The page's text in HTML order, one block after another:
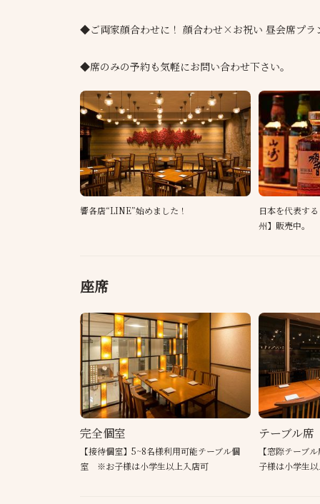
◆ご両家顔合わせに！ 顔合わせ×お祝い 昼会席プラ
◆席のみの予約も気軽にお問い合わせ下さい。
響各店“LINE”始めました！
日本を代表す
州】販売中。
座席
完全個室
【接待個室】5~8名様利用可能テーブル個
室 ※お子様は小学生以上入店可
テーブル席
【窓際テーブ
子様は小学生